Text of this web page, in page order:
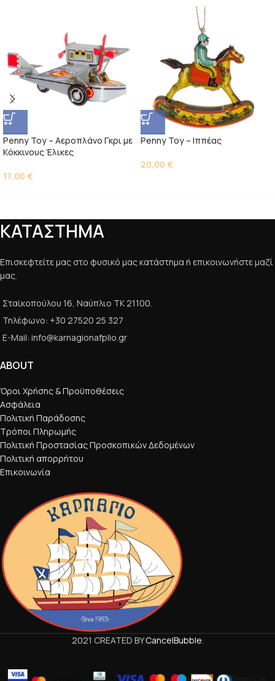
Penny Toy – Αεροπλάνο Γκρι με
Kόκκινους Έλικες
17,00 €
Penny Toy – Ιππέας
20,00 €
ΚΑΤΑΣΤΗΜΑ
Επισκεφτείτε μας στο φυσικό μας κατάστημα ή επικοινωνήστε μαζί
μας.
Σταϊκοπούλου 16, Ναύπλιο ΤΚ 21100.
Τηλέφωνο: +30 27520 25 327
E-Mail: info@karnagionafplio.gr
ABOUT
Όροι Χρήσης & Προϋποθέσεις
Ασφάλεια
Πολιτική Παράδοσης
Τρόποι Πληρωμής
Πολιτική Προστασίας Προσκοπικών Δεδομένων
Πολιτική απορρήτου
Επικοινωνία
2021 CREATED BYCancelBubble.